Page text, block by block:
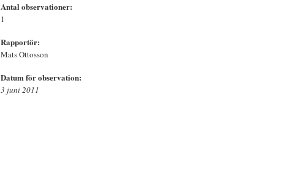
Antal observationer:
1
Rapportör:
Mats Ottosson
Datum för observation:
3 juni 2011